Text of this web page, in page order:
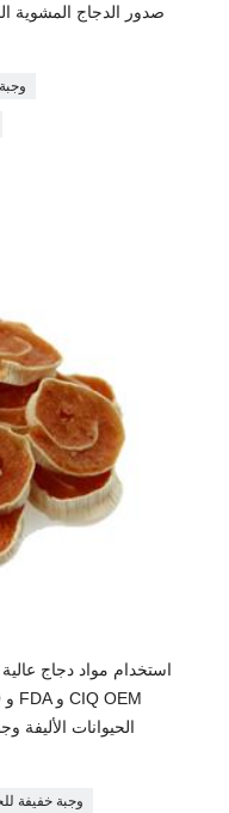
صدور الدجاج المشوية
استخدام مواد دجاج
الحيوانات
وجبة خفيفة